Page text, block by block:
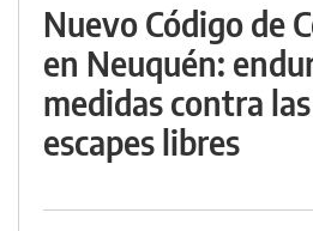
Nuevo Código de
en Neuquén:
medidas contra
escapes libres